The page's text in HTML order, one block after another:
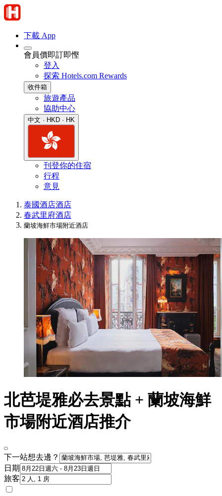
下載 App
會員價即訂即慳
登入
探索 Hotels.com Rewards
收件箱
旅遊產品
協助中心
中文 · HKD · HK
刊登你的住宿
行程
意見
泰國酒店酒店
春武里府酒店
蘭坡海鮮市場附近酒店
北芭堤雅必去景點 + 蘭坡海鮮
市場附近酒店推介
下一站想去邊？
日期
旅客